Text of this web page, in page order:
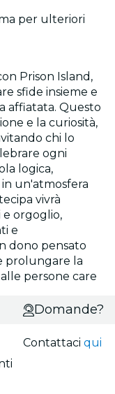
per ulteriori
Prison Island,
sfide insieme e
affiatata. Questo
e la curiosità,
chi lo
ogni
logica,
un'atmosfera
vivrà
e orgoglio,
e
dono pensato
prolungare la
persone care
Domande?
Contattaciqui